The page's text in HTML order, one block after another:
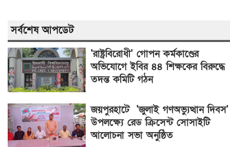
সর্বশেষ আপডেট
'রাষ্ট্রবিরোধী' গোপন কর্মকাণ্ডের
অভিযোগে ইবির ৪৪ শিক্ষকের বিরুদ্ধে
তদন্ত কমিটি গঠন
জয়পুরহাটে 'জুলাই গণঅভ্যুত্থান দিবস'
উপলক্ষ্যে রেড ক্রিসেন্ট সোসাইটি
আলোচনা সভা অনুষ্ঠিত